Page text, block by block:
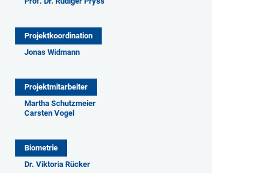
Projektkoordination
Jonas Widmann
Projektmitarbeiter
Martha Schutzmeier
Carsten Vogel
Biometrie
Dr. Viktoria Rücker